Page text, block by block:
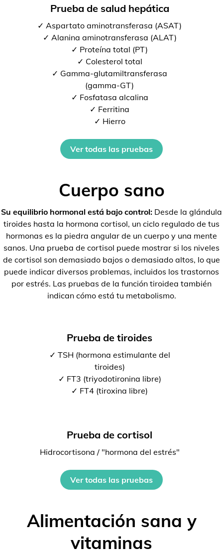
Prueba de salud hepática
✓ Aspartato aminotransferasa (ASAT)
✓ Alanina aminotransferasa (ALAT)
✓ Proteína total (PT)
✓ Colesterol total
✓ Gamma-glutamiltransferasa
(gamma-GT)
✓ Fosfatasa alcalina
✓ Ferritina
✓ Hierro
Ver todas las pruebas
Cuerpo sano
Su equilibrio hormonal está bajo control: Desde la glándula
tiroides hasta la hormona cortisol, un ciclo regulado de tus
hormonas es la piedra angular de un cuerpo y una mente
sanos. Una prueba de cortisol puede mostrar si los niveles
de cortisol son demasiado bajos o demasiado altos, lo que
puede indicar diversos problemas, incluidos los trastornos
por estrés. Las pruebas de la función tiroidea también
indican cómo está tu metabolismo.
Prueba de tiroides
✓ TSH (hormona estimulante del
tiroides)
✓ FT3 (triyodotironina libre)
✓ FT4 (tiroxina libre)
Prueba de cortisol
Hidrocortisona / "hormona del estrés"
Ver todas las pruebas
Alimentación sana y
vitaminas